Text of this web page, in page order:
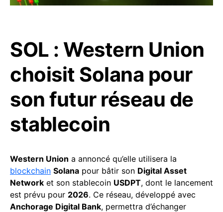
SOL : Western Union
choisit Solana pour
son futur réseau de
stablecoin
Western Union a annoncé qu’elle utilisera la
blockchain Solana pour bâtir son Digital Asset
Network et son stablecoin USDPT, dont le lancement
est prévu pour 2026. Ce réseau, développé avec
Anchorage Digital Bank, permettra d’échanger